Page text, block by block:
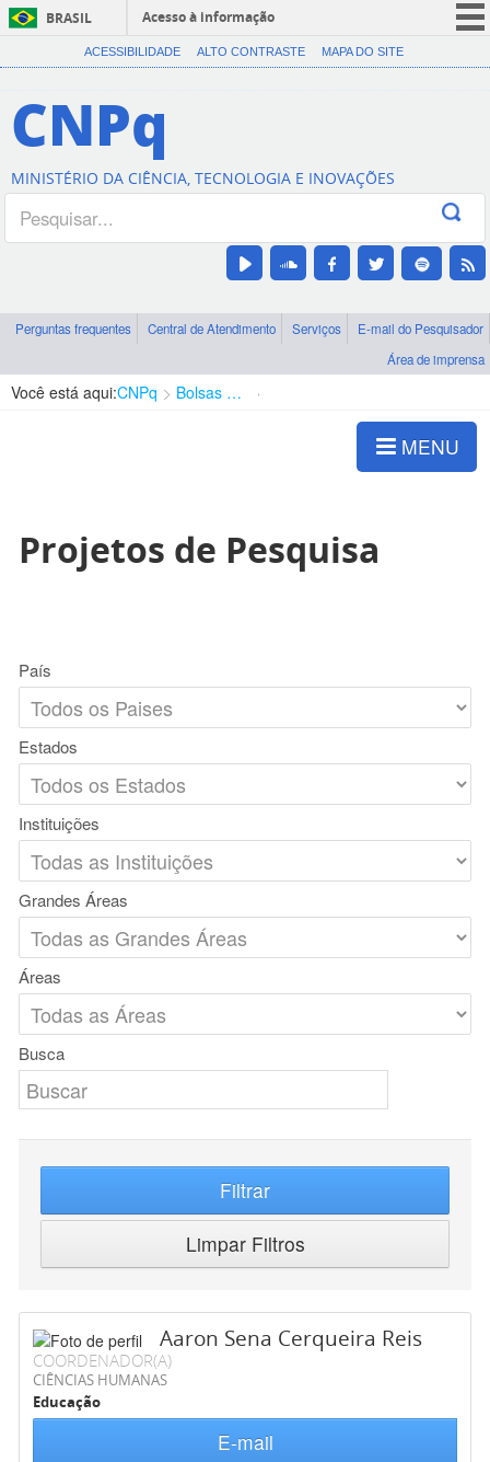
BRASIL
Acesso à informação
CORONAVÍRUS (COVID-19)
Canais
ACESSIBILIDADE ALTO CONTRASTE MAPA DO SITE
CNPq
MINISTÉRIO DA CIÊNCIA, TECNOLOGIA E INOVAÇÕES
Perguntas frequentes Central de Atendimento Serviços
E-mail do Pesquisador
Área de imprensa
Você está aqui:CNPq Bolsas e Auxílios Vigentes
MENU
Projetos de Pesquisa
País
Estados
Instituições
Grandes Áreas
Áreas
Busca
Filtrar
Limpar Filtros
Aaron Sena Cerqueira Reis
COORDENADOR(A)
CIÊNCIAS HUMANAS
Educação
E-mail